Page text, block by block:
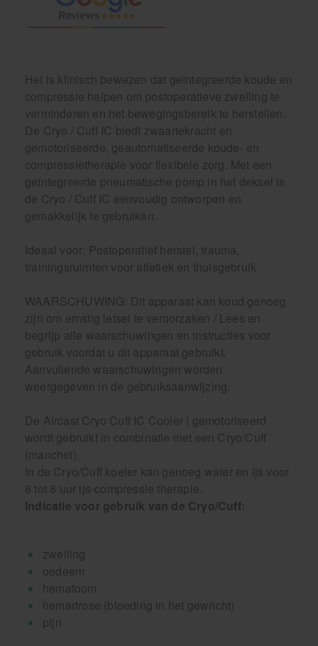
Het is klinisch bewezen dat geïntegreerde koude en
compressie helpen om postoperatieve zwelling te
verminderen en het bewegingsbereik te herstellen.
De Cryo / Cuff IC biedt zwaartekracht en
gemotoriseerde, geautomatiseerde koude- en
compressietherapie voor flexibele zorg. Met een
geïntegreerde pneumatische pomp in het deksel is
de Cryo / Cuff IC eenvoudig ontworpen en
gemakkelijk te gebruiken.
Ideaal voor: Postoperatief herstel, trauma,
trainingsruimten voor atletiek en thuisgebruik
WAARSCHUWING: Dit apparaat kan koud genoeg
zijn om ernstig letsel te veroorzaken / Lees en
begrijp alle waarschuwingen en instructies voor
gebruik voordat u dit apparaat gebruikt.
Aanvullende waarschuwingen worden
weergegeven in de gebruiksaanwijzing.
De Aircast Cryo Cuff IC Cooler | gemotoriseerd
wordt gebruikt in combinatie met een Cryo/Cuff
(manchet).
In de Cryo/Cuff koeler kan genoeg water en ijs voor
6 tot 8 uur ijs-compressie therapie.
Indicatie voor gebruik van de Cryo/Cuff:
zwelling
oedeem
hematoom
hemartrose (bloeding in het gewricht)
pijn